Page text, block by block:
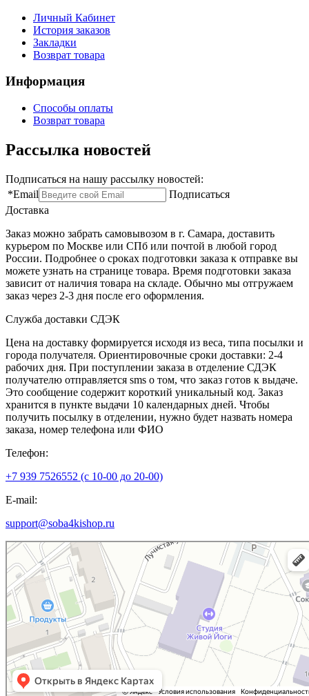
Личный Кабинет
История заказов
Закладки
Возврат товара
Информация
Способы оплаты
Возврат товара
Рассылка новостей
Подписаться на нашу рассылку новостей:
*Email
Подписаться
Доставка
Заказ можно забрать самовывозом в г. Самара, доставить
курьером по Москве или СПб или почтой в любой город
России. Подробнее о сроках подготовки заказа к отправке вы
можете узнать на странице товара. Время подготовки заказа
зависит от наличия товара на складе. Обычно мы отгружаем
заказ через 2-3 дня после его оформления.
Служба доставки СДЭК
Цена на доставку формируется исходя из веса, типа посылки и
города получателя. Ориентировочные сроки доставки: 2-4
рабочих дня. При поступлении заказа в отделение СДЭК
получателю отправляется sms о том, что заказ готов к выдаче.
Это сообщение содержит короткий уникальный код. Заказ
хранится в пункте выдачи 10 календарных дней. Чтобы
получить посылку в отделении, нужно будет назвать номера
заказа, номер телефона или ФИО
Телефон:
+7 939 7526552 (с 10-00 до 20-00)
E-mail:
support@soba4kishop.ru